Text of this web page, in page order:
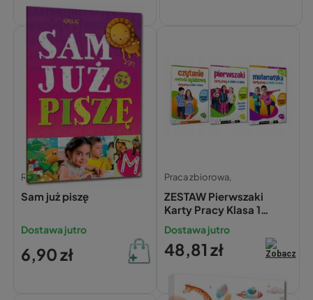
Renata Pitala,
Sam już piszę
Dostawa jutro
6,90 zł
Praca zbiorowa,
ZESTAW Pierwszaki
Karty Pracy Klasa 1
Sylaby Matematyka 3w1
Greg
Dostawa jutro
48,81 zł